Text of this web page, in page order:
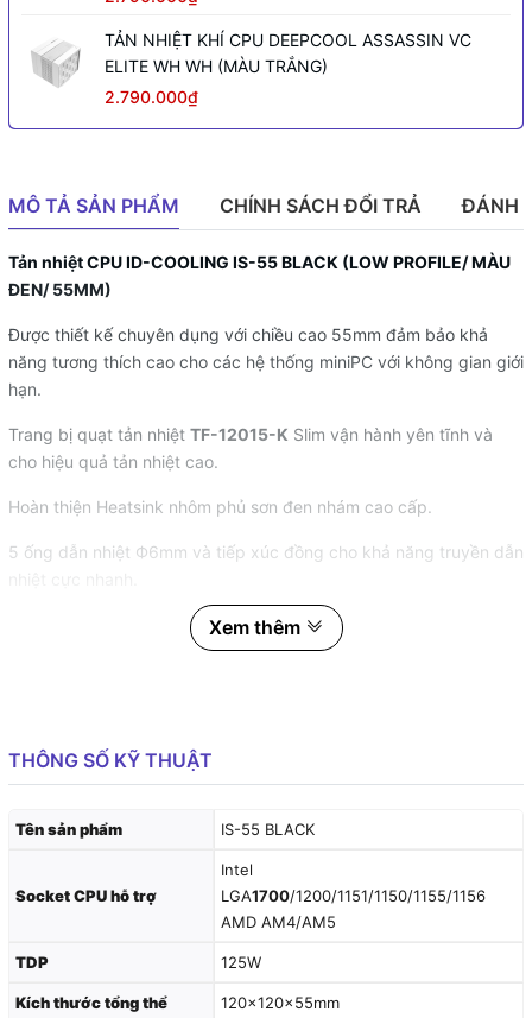
TẢN NHIỆT KHÍ CPU DEEPCOOL ASSASSIN VC
ELITE WH WH (MÀU TRẮNG)
2.790.000₫
MÔ TẢ SẢN PHẨM CHÍNH SÁCH ĐỔI TRẢ ĐÁNH
Tản nhiệt CPU ID-COOLING IS-55 BLACK (LOW PROFILE/ MÀU
ĐEN/ 55MM)
Được thiết kế chuyên dụng với chiều cao 55mm đảm bảo khả
năng tương thích cao cho các hệ thống miniPC với không gian giới
hạn.
Trang bị quạt tản nhiệt TF-12015-K Slim vận hành yên tĩnh và
cho hiệu quả tản nhiệt cao.
Hoàn thiện Heatsink nhôm phủ sơn đen nhám cao cấp.
5 ống dẫn nhiệt Ф6mm và tiếp xúc đồng cho khả năng truyền dẫn
Hỗ trợ hệ thống Intel và AMD mới nhất.
Xem thêm
THÔNG SỐ KỸ THUẬT
Tên sản phẩm IS-55 BLACK
Socket CPU hỗ trợ
Intel
LGA1700/1200/1151/1150/1155/1156
AMD AM4/AM5
TDP 125W
Kích thước tổng thể 120×120×55mm